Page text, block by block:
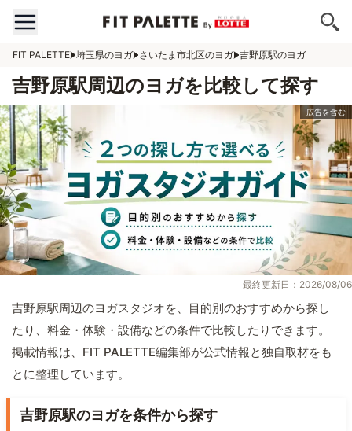
FIT PALETTE 埼玉県のヨガ さいたま市北区のヨガ 吉野原駅のヨガ
吉野原駅周辺のヨガを比較して探す
最終更新日：2026/08/06
吉野原駅周辺のヨガスタジオを、目的別のおすすめから探し
たり、料金・体験・設備などの条件で比較したりできます。
掲載情報は、FIT PALETTE編集部が公式情報と独自取材をも
とに整理しています。
吉野原駅のヨガを条件から探す